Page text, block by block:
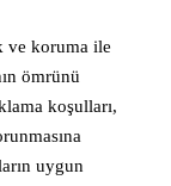
ve koruma ile
ömrünü
koşulları,
uygun